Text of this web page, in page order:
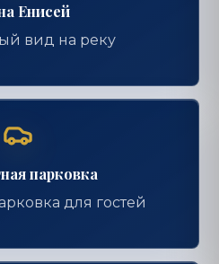
Енисей
вид на реку
парковка
для гостей